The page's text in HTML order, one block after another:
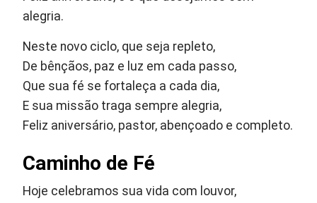
alegria.
Neste novo ciclo, que seja repleto,
De bênçãos, paz e luz em cada passo,
Que sua fé se fortaleça a cada dia,
E sua missão traga sempre alegria,
Feliz aniversário, pastor, abençoado e completo.
Caminho de Fé
Hoje celebramos sua vida com louvor,